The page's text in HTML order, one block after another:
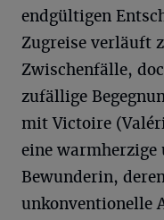
endgültigen
Zugreise verläuft
Zwischenfälle,
zufällige
mit Victoire
eine warmherzige
Bewunderin,
unkonventionelle